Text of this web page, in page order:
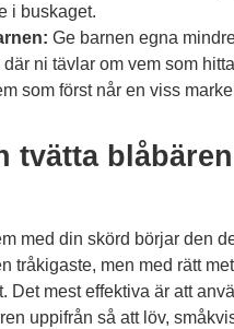
i buskaget.
Ge barnen egna
ni tävlar om vem som
som först når en viss
tvätta blåbären
med din skörd börjar den
tråkigaste, men med rätt
Det mest effektiva är att
uppifrån så att löv,